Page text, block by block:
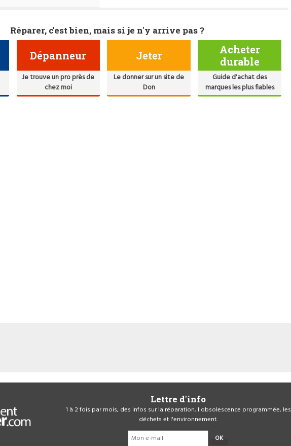
Réparer, c'est bien, mais si je n'y arrive pas ?
Dépanneur
Je trouve un pro près de
chez moi
Jeter
Le donner sur un site de
Don
Acheter
durable
Guide d'achat des
marques les plus fiables
Lettre d'info
1 à 2 fois par mois, des infos sur la réparation, l'obsolescence programmée, les
déchets et l'environnement.
OK